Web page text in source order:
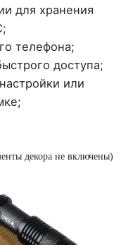
для хранения
телефона;
доступа;
или
декора не включены)